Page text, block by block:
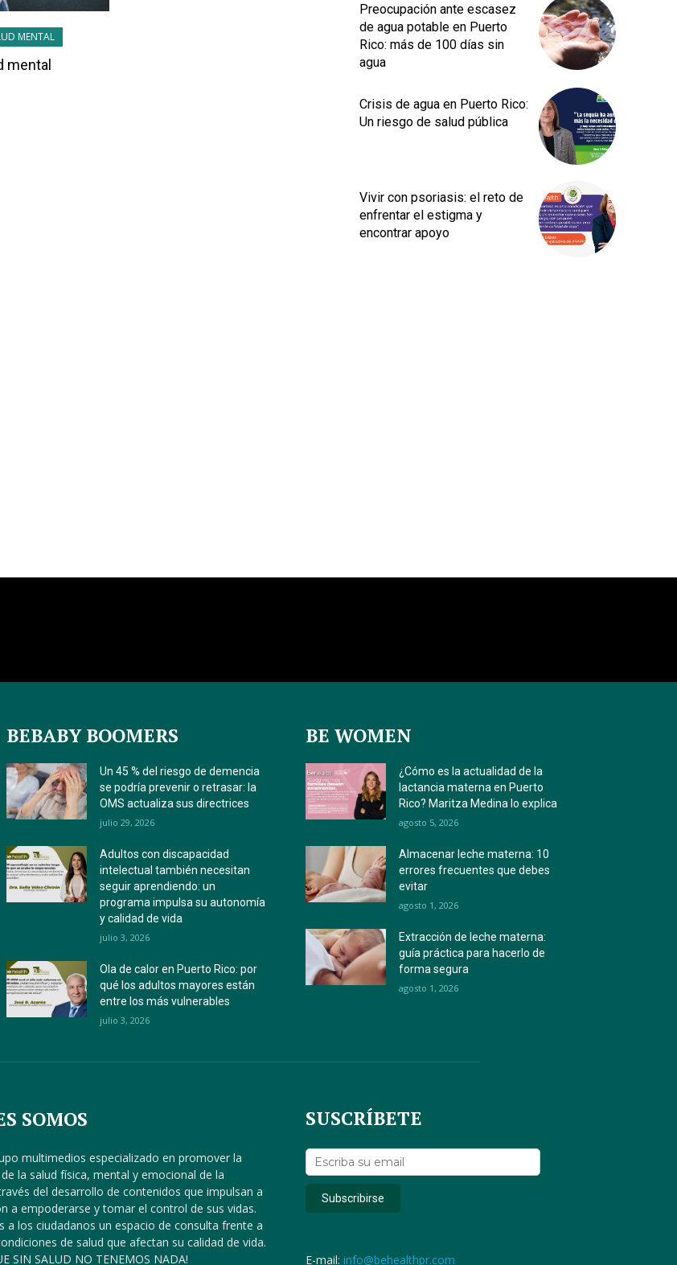
MENTAL
mental
Preocupación ante escasez
de agua potable en Puerto
Rico: más de 100 días sin
agua
Crisis de agua en Puerto Rico:
Un riesgo de salud pública
Vivir con psoriasis: el reto de
enfrentar el estigma y
encontrar apoyo
BEBABY BOOMERS
Un 45 % del riesgo de demencia
se podría prevenir o retrasar: la
OMS actualiza sus directrices
julio 29, 2026
Adultos con discapacidad
intelectual también necesitan
seguir aprendiendo: un
programa impulsa su autonomía
y calidad de vida
julio 3, 2026
Ola de calor en Puerto Rico: por
qué los adultos mayores están
entre los más vulnerables
julio 3, 2026
BE WOMEN
¿Cómo es la actualidad de la
lactancia materna en Puerto
Rico? Maritza Medina lo explica
agosto 5, 2026
Almacenar leche materna: 10
errores frecuentes que debes
evitar
agosto 1, 2026
Extracción de leche materna:
guía práctica para hacerlo de
forma segura
agosto 1, 2026
SOMOS
multimedios especializado en promover la
la salud física, mental y emocional de la
del desarrollo de contenidos que impulsan a
a empoderarse y tomar el control de sus vidas.
a los ciudadanos un espacio de consulta frente a
de salud que afectan su calidad de vida.
SIN SALUD NO TENEMOS NADA!
SUSCRÍBETE
E-mail: info@behealthpr.com